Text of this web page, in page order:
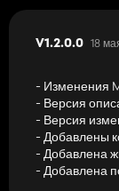
V1.2.0.0 18
- Изменения
- Версия
- Версия
- Добавлены
- Добавлена
- Добавлена